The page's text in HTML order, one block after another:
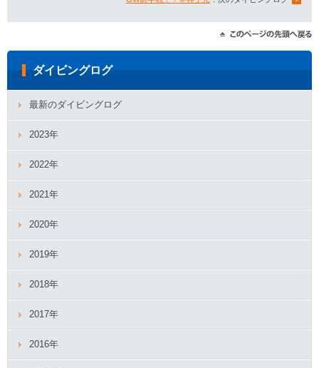
ダイビングログ
最新のダイビングログ
2023年
2022年
2021年
2020年
2019年
2018年
2017年
2016年